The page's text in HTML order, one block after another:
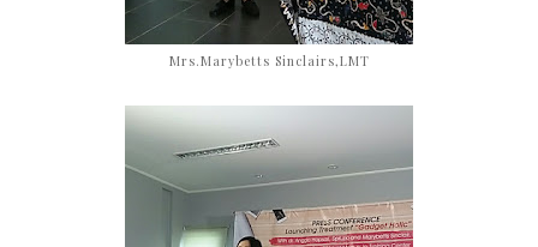
Mrs.Marybetts Sinclairs,LMT